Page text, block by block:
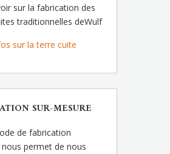
sur la fabrication des
traditionnelles deWulf
sur la terre cuite
SUR-MESURE
de fabrication
permet de nous